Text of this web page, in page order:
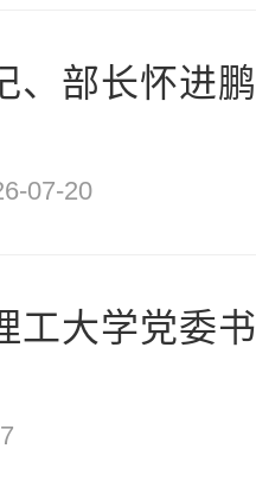
、部长怀进
07-20
工大学党委